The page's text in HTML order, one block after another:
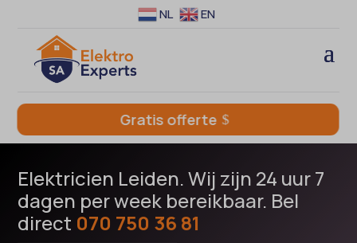
NL EN
Gratis offerte
Elektricien Leiden. Wij zijn 24 uur 7
dagen per week bereikbaar. Bel
direct 070 750 36 81